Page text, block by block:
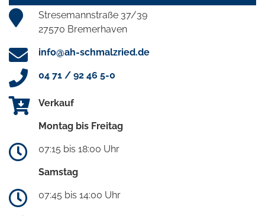
Stresemannstraße 37/39
27570 Bremerhaven
info@ah-schmalzried.de
04 71 / 92 46 5-0
Verkauf
Montag bis Freitag
07:15 bis 18:00 Uhr
Samstag
07:45 bis 14:00 Uhr